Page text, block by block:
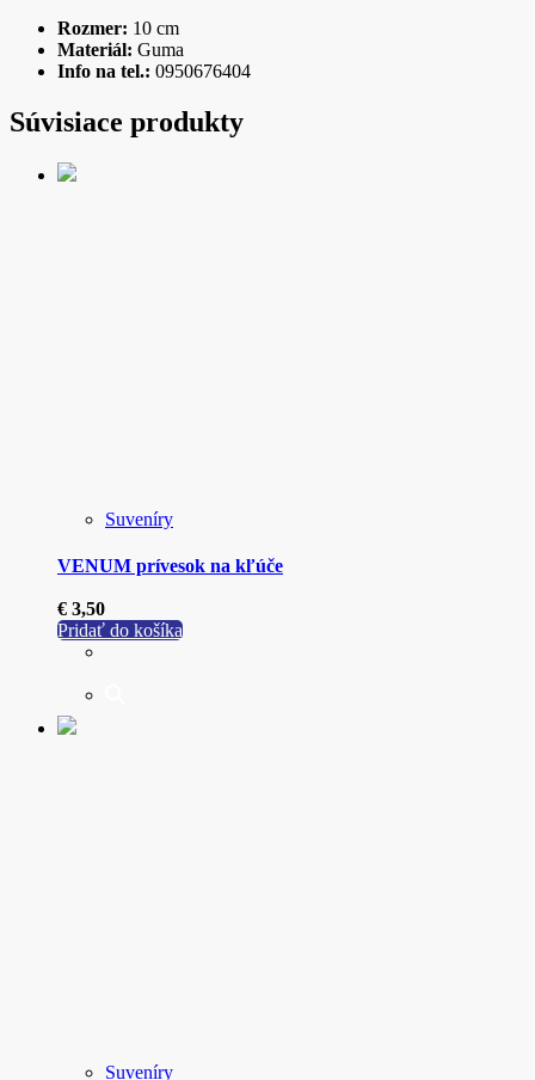
Rozmer: 10 cm
Materiál: Guma
Info na tel.: 0950676404
Súvisiace produkty
Suveníry
VENUM prívesok na kľúče
€ 3,50
Pridať do košíka
Suveníry